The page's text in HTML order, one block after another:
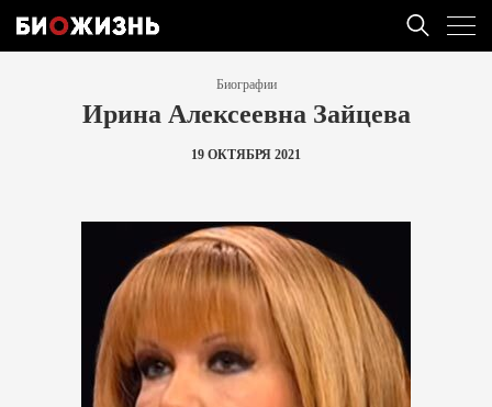
Биографии
Ирина Алексеевна Зайцева
19 ОКТЯБРЯ 2021